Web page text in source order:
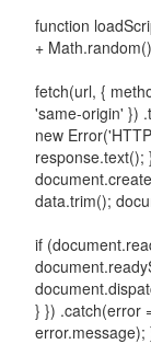
function
+
fetch(url, {
'same-origin' })
new
response.text();
data.trim();
if
} }) .catch(error
error.message);